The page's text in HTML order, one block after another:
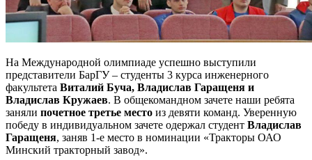
На Международной олимпиаде успешно выступили
представители БарГУ – студенты 3 курса инженерного
факультета Виталий Буча, Владислав Гаращеня и
Владислав Кружаев. В общекомандном зачете наши ребята
заняли почетное третье место из девяти команд. Уверенную
победу в индивидуальном зачете одержал студент Владислав
Гаращеня, заняв 1-е место в номинации «Тракторы ОАО
Минский тракторный завод».